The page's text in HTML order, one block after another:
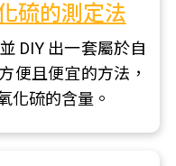
硫的測定法
DIY 出一套屬於自
便且便宜的方法，
化硫的含量。